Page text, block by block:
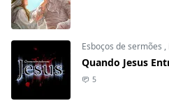
Esboços de sermões ,
Quando Jesus
5